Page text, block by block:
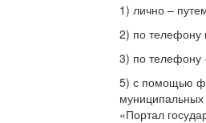
1) лично –
2) по телефону
3) по телефону
5) с помощью
«Портал